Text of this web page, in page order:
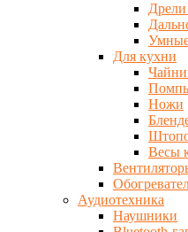
Дрели
Для кухни
Ножи
Весы
Аудиотехника
Наушники